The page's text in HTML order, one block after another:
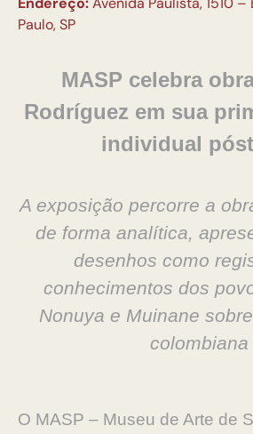
Paulo, SP
MASP celebra
Rodríguez em sua
individual
A exposição percorre a
de forma analítica,
desenhos como
conhecimentos dos
Nonuya e Muinane
colombiana
O MASP – Museu de Arte de